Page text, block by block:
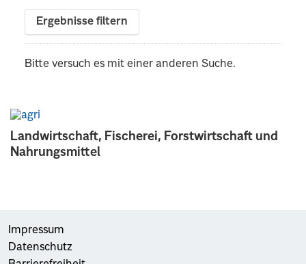
Landwirtschaft, Fischerei, Forstwirtschaft und
Nahrungsmittel
Ergebnisse filtern
Bitte versuch es mit einer anderen Suche.
Impressum
Datenschutz